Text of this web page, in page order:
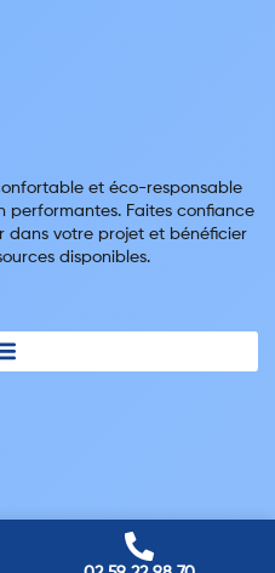
et éco-responsable
performantes. Faites confiance
dans votre projet et bénéficier
disponibles.